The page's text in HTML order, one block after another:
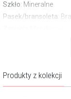
Szkło: Mineralne
Pasek/bransoleta:
Gwarancja
Dodatkowe paski w
Produkty z kolekcji